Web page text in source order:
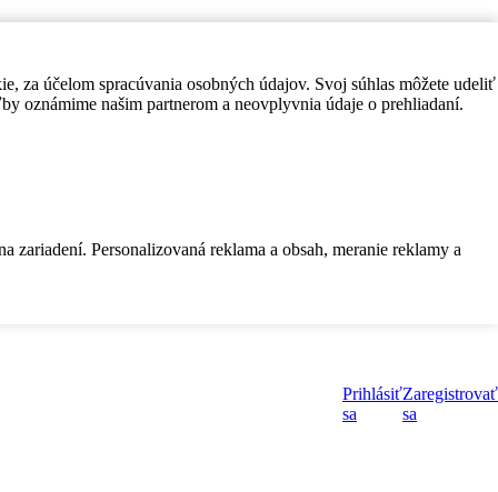
za účelom spracúvania osobných údajov. Svoj súhlas môžete udeliť
oznámime našim partnerom a neovplyvnia údaje o prehliadaní.
Personalizovaná reklama a obsah, meranie reklamy a
Prihlásiť
sa
Zaregistrovať
sa